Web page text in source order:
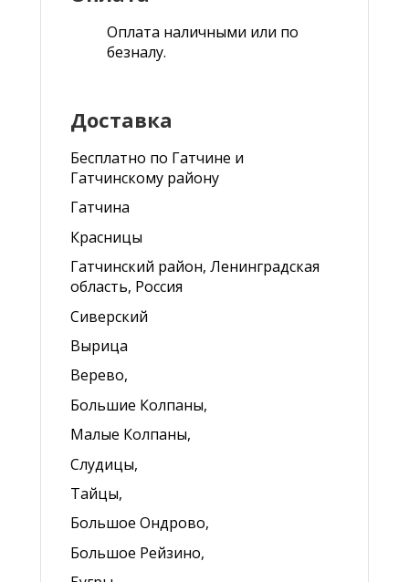
Оплата наличными или по
безналу.
Доставка
Бесплатно по Гатчине и
Гатчинскому району
Гатчина
Красницы
Гатчинский район, Ленинградская
область, Россия
Сиверский
Вырица
Верево,
Большие Колпаны,
Малые Колпаны,
Слудицы,
Тайцы,
Большое Ондрово,
Большое Рейзино,